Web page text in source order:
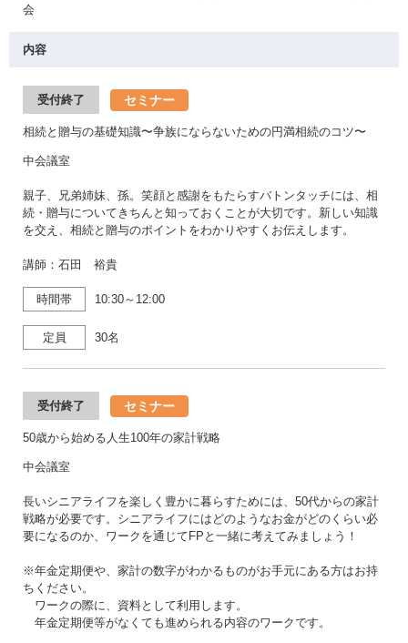
会
内容
受付終了 セミナー
相続と贈与の基礎知識〜争族にならないための円満相続のコツ〜
中会議室
親子、兄弟姉妹、孫。笑顔と感謝をもたらすバトンタッチには、相
続・贈与についてきちんと知っておくことが大切です。新しい知識
を交え、相続と贈与のポイントをわかりやすくお伝えします。
講師：石田 裕貴
時間帯 10:30～12:00
定員 30名
受付終了 セミナー
50歳から始める人生100年の家計戦略
中会議室
長いシニアライフを楽しく豊かに暮らすためには、50代からの家計
戦略が必要です。シニアライフにはどのようなお金がどのくらい必
要になるのか、ワークを通じてFPと一緒に考えてみましょう！
※年金定期便や、家計の数字がわかるものがお手元にある方はお持
ちください。
ワークの際に、資料として利用します。
年金定期便等がなくても進められる内容のワークです。